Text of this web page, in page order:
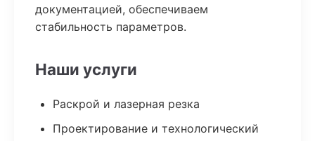
документацией, обеспечиваем
стабильность параметров.
Наши услуги
Раскрой и лазерная резка
Проектирование и технологический